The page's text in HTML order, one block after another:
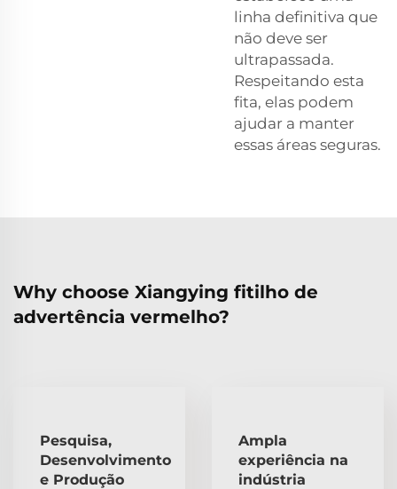
linha definitiva que
não deve ser
ultrapassada.
Respeitando esta
fita, elas podem
ajudar a manter
essas áreas seguras.
Why choose Xiangying fitilho de
advertência vermelho?
Pesquisa,
Desenvolvimento
e Produção
Ampla
experiência na
indústria